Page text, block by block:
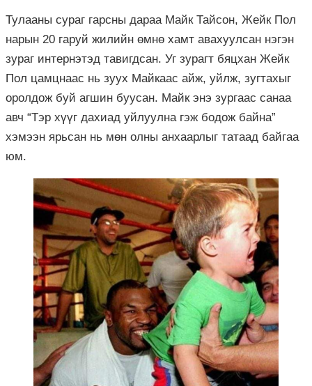
Тулааны сураг гарсны дараа Майк Тайсон, Жейк Пол
нарын 20 гаруй жилийн өмнө хамт авахуулсан нэгэн
зураг интернэтэд тавигдсан. Уг зурагт бяцхан Жейк
Пол цамцнаас нь зуух Майкаас айж, уйлж, зугтахыг
оролдож буй агшин буусан. Майк энэ зургаас санаа
авч “Тэр хүүг дахиад уйлуулна гэж бодож байна”
хэмээн ярьсан нь мөн олны анхаарлыг татаад байгаа
юм.